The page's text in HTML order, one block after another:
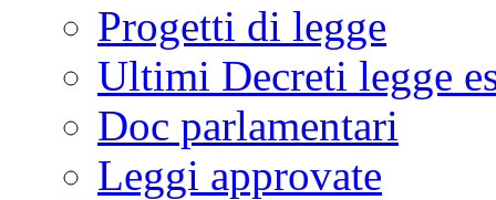
Progetti di legge
Ultimi Decreti legge
Doc parlamentari
Leggi approvate